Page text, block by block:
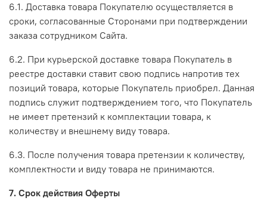
6.1. Доставка товара Покупателю осуществляется в
сроки, согласованные Сторонами при подтверждении
заказа сотрудником Сайта.
6.2. При курьерской доставке товара Покупатель в
реестре доставки ставит свою подпись напротив тех
позиций товара, которые Покупатель приобрел. Данная
подпись служит подтверждением того, что Покупатель
не имеет претензий к комплектации товара, к
количеству и внешнему виду товара.
6.3. После получения товара претензии к количеству,
комплектности и виду товара не принимаются.
7. Срок действия Оферты